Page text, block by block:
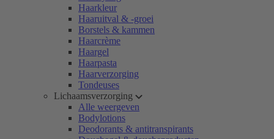
Haarkleur
Haaruitval & -groei
Borstels & kammen
Haarcrème
Haargel
Haarpasta
Haarverzorging
Tondeuses
Lichaamsverzorging
Alle weergeven
Bodylotions
Deodorants & antitranspirants